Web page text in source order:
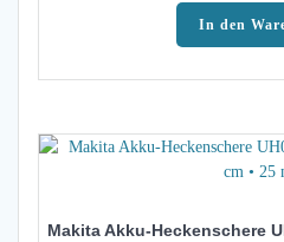
In den
Makita Akku-Heckenschere